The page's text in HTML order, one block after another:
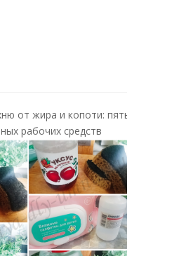
от жира и копоти: пять
рабочих средств